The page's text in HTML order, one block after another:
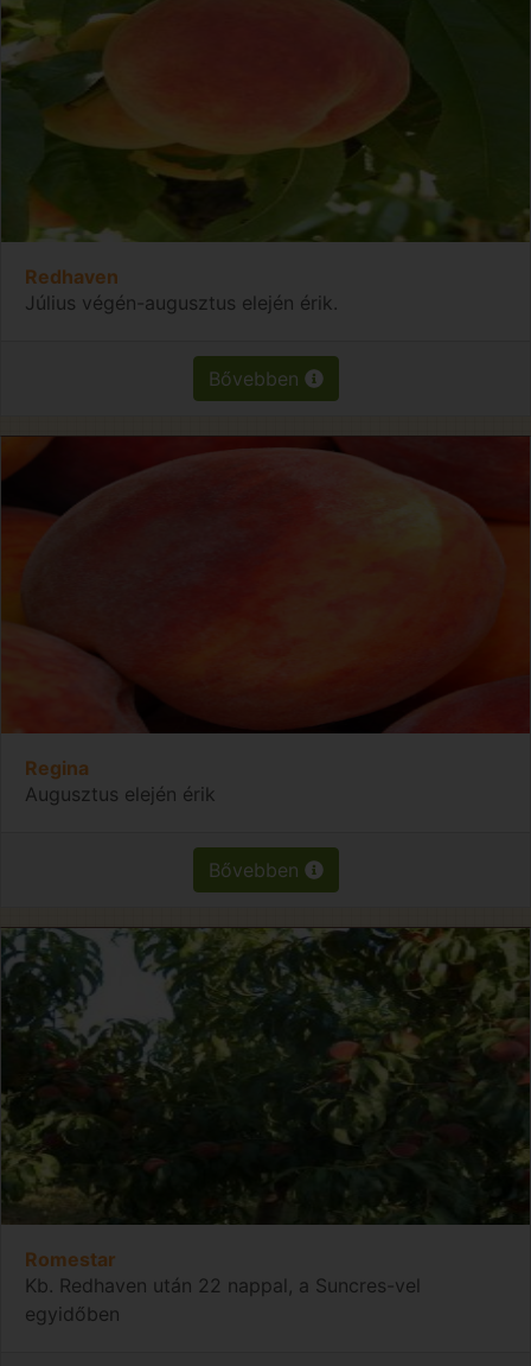
Redhaven
Július végén-augusztus elején érik.
Bővebben
Regina
Augusztus elején érik
Bővebben
Romestar
Kb. Redhaven után 22 nappal, a Suncres-vel
egyidőben